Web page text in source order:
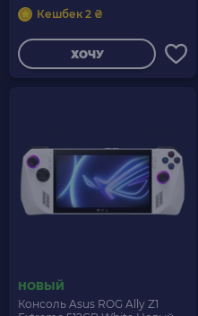
Кешбек 2 ₴
ХОЧУ
НОВЫЙ
Консоль Asus ROG Ally Z1